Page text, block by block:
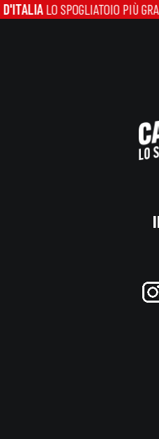
LO SPOGLIATOIO PIÙ